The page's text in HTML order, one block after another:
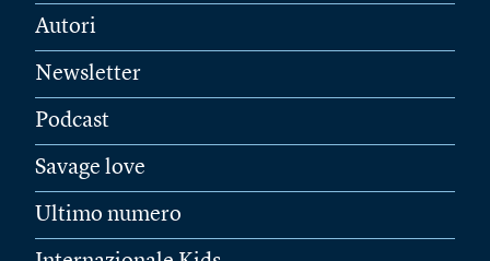
Autori
Newsletter
Podcast
Savage love
Ultimo numero